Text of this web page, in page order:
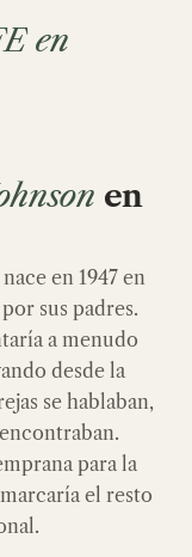
en
en
en 1947 en
sus padres.
a menudo
desde la
se hablaban,
para la
el resto